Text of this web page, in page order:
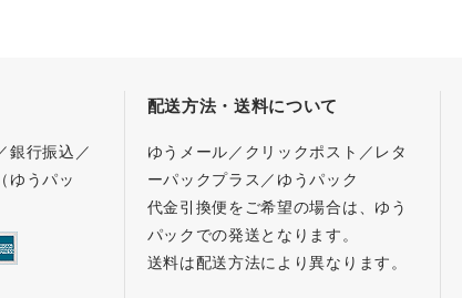
銀行振込／
ゆうパッ
配送方法・送料について
ゆうメール／クリックポスト／レタ
ーパックプラス／ゆうパック
代金引換便をご希望の場合は、ゆう
パックでの発送となります。
送料は配送方法により異なります。